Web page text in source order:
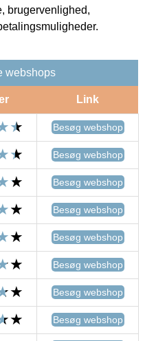
brugervenlighed,
webshops
Link
Besøg webshop
Besøg webshop
Besøg webshop
Besøg webshop
Besøg webshop
Besøg webshop
Besøg webshop
Besøg webshop